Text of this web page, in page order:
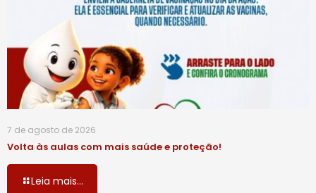
7 de agosto de 2026
Volta às aulas com mais saúde e proteção!
Leia mais...